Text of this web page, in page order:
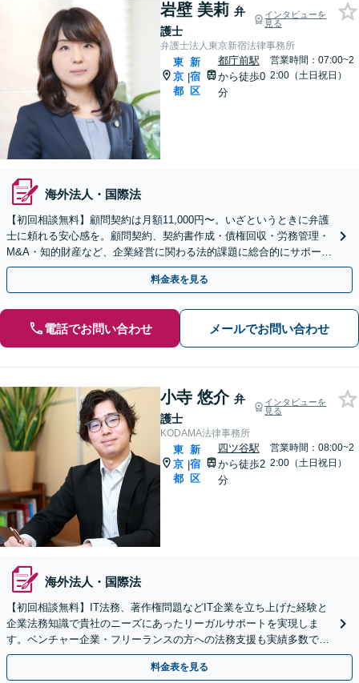
岩壁 美莉 弁
護士
インタビューを
見る
弁護士法人東京新宿法律事務所
東
京
都
|
新
宿
区
都庁前駅
から徒歩0
分
営業時間：07:00~2
2:00（土日祝日）
海外法人・国際法
【初回相談無料】顧問契約は月額11,000円〜。いざというときに弁護
士に頼れる安心感を。顧問契約、契約書作成・債権回収・労務管理・
M&A・知的財産など、企業経営に関わる法的課題に総合的にサポート
いたします【都庁前駅直結】【複数拠点あり】
料金表を見る
電話でお問い合わせ メールでお問い合わせ
小寺 悠介 弁
護士
インタビューを
見る
KODAMA法律事務所
東
京
都
|
新
宿
区
四ツ谷駅
から徒歩2
分
営業時間：08:00~2
2:00（土日祝日）
海外法人・国際法
【初回相談無料】IT法務、著作権問題などIT企業を立ち上げた経験と
企業法務知識で貴社のニーズにあったリーガルサポートを実現しま
す。ベンチャー企業・フリーランスの方への法務支援も実績多数で
す。
料金表を見る